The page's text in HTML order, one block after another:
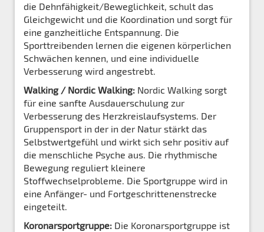
die Dehnfähigkeit/Beweglichkeit, schult das
Gleichgewicht und die Koordination und sorgt für
eine ganzheitliche Entspannung. Die
Sporttreibenden lernen die eigenen körperlichen
Schwächen kennen, und eine individuelle
Verbesserung wird angestrebt.
Walking / Nordic Walking: Nordic Walking sorgt
für eine sanfte Ausdauerschulung zur
Verbesserung des Herzkreislaufsystems. Der
Gruppensport in der in der Natur stärkt das
Selbstwertgefühl und wirkt sich sehr positiv auf
die menschliche Psyche aus. Die rhythmische
Bewegung reguliert kleinere
Stoffwechselprobleme. Die Sportgruppe wird in
eine Anfänger- und Fortgeschrittenenstrecke
eingeteilt.
Koronarsportgruppe: Die Koronarsportgruppe ist